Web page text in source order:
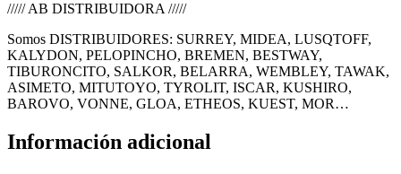
///// AB DISTRIBUIDORA /////
Somos DISTRIBUIDORES: SURREY, MIDEA, LUSQTOFF,
KALYDON, PELOPINCHO, BREMEN, BESTWAY,
TIBURONCITO, SALKOR, BELARRA, WEMBLEY, TAWAK,
ASIMETO, MITUTOYO, TYROLIT, ISCAR, KUSHIRO,
BAROVO, VONNE, GLOA, ETHEOS, KUEST, MOR…
Información adicional